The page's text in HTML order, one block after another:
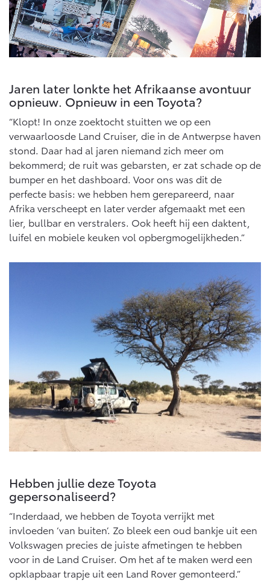
Vanaf € 46.301,- Vanaf € 56.570,-
Land Cruiser (excl. BTW)
Vanaf € 89.986,-
Jaren later lonkte het Afrikaanse avontuur
opnieuw. Opnieuw in een Toyota?
“Klopt! In onze zoektocht stuitten we op een
verwaarloosde Land Cruiser, die in de Antwerpse haven
stond. Daar had al jaren niemand zich meer om
bekommerd; de ruit was gebarsten, er zat schade op de
bumper en het dashboard. Voor ons was dit de
perfecte basis: we hebben hem gerepareerd, naar
Afrika verscheept en later verder afgemaakt met een
lier, bullbar en verstralers. Ook heeft hij een daktent,
luifel en mobiele keuken vol opbergmogelijkheden.”
Hebben jullie deze Toyota
gepersonaliseerd?
“Inderdaad, we hebben de Toyota verrijkt met
invloeden ‘van buiten’. Zo bleek een oud bankje uit een
Volkswagen precies de juiste afmetingen te hebben
voor in de Land Cruiser. Om het af te maken werd een
opklapbaar trapje uit een Land Rover gemonteerd.”